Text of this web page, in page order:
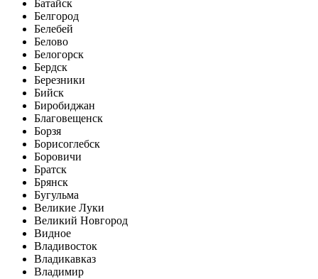
Батайск
Белгород
Белебей
Белово
Белогорск
Бердск
Березники
Бийск
Биробиджан
Благовещенск
Борзя
Борисоглебск
Боровичи
Братск
Брянск
Бугульма
Великие Луки
Великий Новгород
Видное
Владивосток
Владикавказ
Владимир